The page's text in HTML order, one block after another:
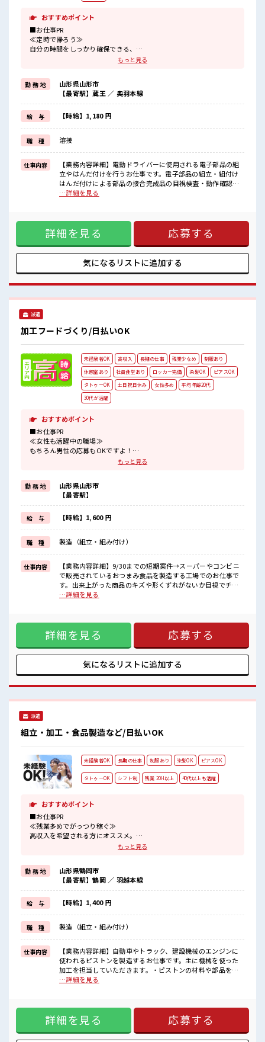
おすすめポイント
■お仕事PR
≪定時で帰ろう≫
自分の時間をしっかり確保できる、
週末は家族や友人と一緒にプライベート満喫！
≪ヘアカラーOKで自由な雰囲気の職場≫
明るすぎたり奇抜でなければ基本的に自由！
(規定有)≪動きやすい制服アリ≫
制服があるので、
毎日の服装の悩み解消♪
≪初めての仕事だけど自分にもできそう≫
新しいことにチャレンジするのは不安だけど、
しっかり働く環境が整っています！
イチからスキルUP・ステップUP目指していきましょう！
■職場の雰囲気
髪型にこだわりのあるアナタは必見！
持ち物が多いあなたにもぴったり☆
ロッカー付き職場♪
もっと見る
勤 務 地
山形県山形市
【最寄駅】蔵王 ／ 奥羽本線
給 与 【時給】1,180 円
職 種 溶接
仕事内容
【業務内容詳細】電動ドライバーに使用される電子部品の組
立やはんだ付けを行うお仕事です。電子部品の組立・組付け
はんだ付けによる部品の接合完成品の目視検査・動作確認部
品の準備や簡単な付帯作業ライン作業というより、一つひと
をイチから丁寧に教えてもらえるので安心してスタートでき
ます。【取扱製品情報】電動工具類 ■お仕事PR ≪定時で帰ろ
う≫ 自分の時間をしっかり確保できる、 残業基本ナシのお仕
事♪ ≪週休2日制≫ 週末は家族や友人と一緒にプライベート
満喫！ ≪ヘアカラーOKで自由な雰囲気の職場≫ 明るすぎた
り奇抜でなければ基本的に自由！ (規定有)≪動きやすい制服
仕事だけど自分にもできそう≫ 新しいことにチャレンジする
のは不安だけど、 しっかり働く環境が整っています！ イチか
場！ 休憩室でホッと一息リフレッシュ！ 持ち物が多いあなた
にもぴったり☆ ロッカー付き職場♪
…詳細を見る
詳細を見る 応募する
気になるリストに追加する
派遣
加工フードづくり/日払いOK
未経験者OK 高収入 長期の仕事 残業少なめ
制服あり
休憩室あり
社員食堂あり ロッカー完備 染髪OK
ピアスOK
タトゥーOK
土日祝日休み 女性多め
平均年齢20代
30代が活躍
おすすめポイント
■お仕事PR
≪女性も活躍中の職場≫
もちろん男性の応募もOKですよ！
場合によってはお願いすることもあります♪
≪週休2日制≫
週末は家族や友人と一緒にプライベート満喫！
≪ヘアカラーOKで自由な雰囲気の職場≫
明るすぎたり奇抜でなければ基本的に自由！
(規定有)制服があると毎日の服選びに悩まずOK♪
≪収入アップを目指せる≫
高時給だらけの派遣のお仕事です！
■職場の雰囲気
女性が多い職場ですが男女は問いません！
応募お待ちしております！
キバツ過ぎなければ髪色・髪型は自由！
もっと見る
勤 務 地
山形県山形市
【最寄駅】
給 与 【時給】1,600 円
職 種 製造（組立・組み付け）
仕事内容
【業務内容詳細】9/30までの短期案件→スーパーやコンビニ
で販売されているおつまみ食品を製造する工場でのお仕事で
す。出来上がった商品のキズや形くずれがないか目視でチェ
ック問題のない商品を袋や箱へ包装・箱詰め包装後の商品を
勤務が初めての方も安心してスタートできます。工場内は空
調完備で一年中快適！清潔な食品工場で、コツコツ・モクモ
ク作業が好きな方におすすめのお仕事です。【取扱製品情
報】サラミ・ビーフジャーキー・チーズ加工品などのおつま
み食品・食肉加工品 ■お仕事PR ≪女性も活躍中の職場≫ もち
ろん男性の応募もOKですよ！ ≪自分の時間も大切≫ 残業は
≪週休2日制≫ 週末は家族や友人と一緒にプライベート満喫！
≪ヘアカラーOKで自由な雰囲気の職場≫ 明るすぎたり奇抜で
遣のお仕事です！ ■職場の雰囲気 女性が多い職場ですが男女
は問いません！ 応募お待ちしております！ キバツ過ぎなけれ
ば髪色・髪型は自由！ あなたの個性を大事にできます♪ 残業
はほとんどありません！
…詳細を見る
詳細を見る 応募する
気になるリストに追加する
派遣
組立・加工・食品製造など/日払いOK
未経験者OK 長期の仕事 制服あり 染髪OK ピアスOK
タトゥーOK シフト制 残業 20H以上 40代以上も活躍
おすすめポイント
■お仕事PR
≪残業多めでがっつり稼ぐ≫
高収入を希望される方にオススメ。
残業は月20時間以上あります♪
明るすぎたり奇抜でなければ基本的に自由！
(規定有)≪ラクラク制服アリ≫
制服があるので、
毎日の服装の悩み解消♪
≪未経験でも活躍できる≫
新しいことにチャレンジするのは不安だけど、
しっかり働く環境が整っています！
イチからスキルUP・ステップUP目指していきましょう！
≪自分に合った期間で働ける≫
福利厚生が整った派遣のお仕事です！
■職場の雰囲気
キバツ過ぎなければ髪色・髪型は自由！
稼ぎたい方は必見！
サポートもバッチリだから未経験からでも安心してスタートできま
すよ！
もっと見る
勤 務 地
山形県鶴岡市
【最寄駅】鶴岡 ／ 羽越本線
給 与 【時給】1,400 円
職 種 製造（組立・組み付け）
仕事内容
【業務内容詳細】自動車やトラック、建設機械のエンジンに
使われるピストンを製造するお仕事です。主に機械を使った
加工を担当していただきます。・ピストンの材料や部品を機
械へセット→ボタンを押して機械が自動で加工加工が終わっ
次の工程への運搬などの付帯作業※作業は工程ごとに分かれ
ており、一つひとつ覚えていけるので製造未経験の方も安心
です。困ったことがあれば近くの先輩スタッフがサポートし
ます。4勤2休の交替勤務で、残業もあるためしっかり稼げる
…詳細を見る
詳細を見る 応募する